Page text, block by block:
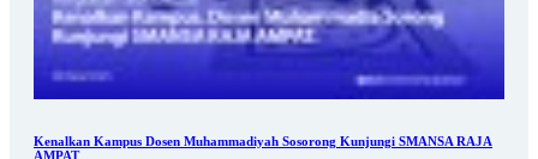
Kenalkan Kampus Dosen Muhammadiyah Sosorong Kunjungi SMANSA RAJA
AMPAT